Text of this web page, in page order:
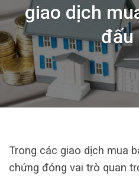
giao dịch
đấu
Trong các giao dịch mua
chứng đóng vai trò quan